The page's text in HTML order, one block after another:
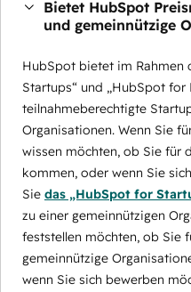
Bietet HubSpot
und gemeinnützige
HubSpot bietet im Rahmen
Startups“ und „HubSpot
teilnahmeberechtigte
Organisationen. Wenn Sie
wissen möchten, ob Sie für
kommen, oder wenn Sie
Sie das „HubSpot for
zu einer gemeinnützigen
feststellen möchten, ob Sie
gemeinnützige
wenn Sie sich bewerben